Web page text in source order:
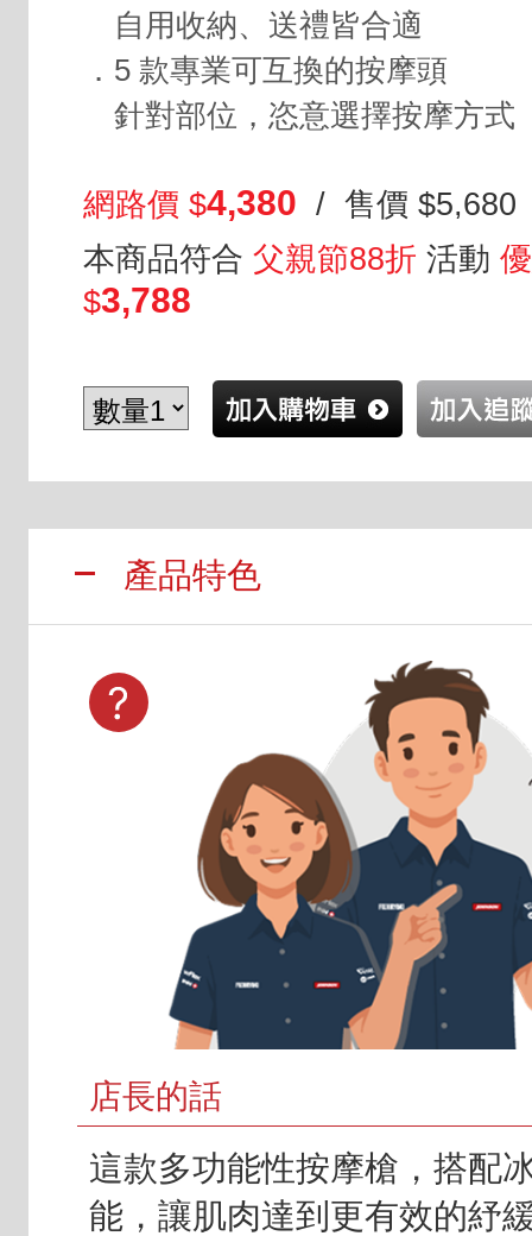
自用收納、送禮皆合適
．5 款專業可互換的按摩頭
針對部位，恣意選擇按摩方式
網路價 $4,380 / 售價 $5,680
本商品符合 父親節88折 活動
$3,788
產品特色
店長的話
這款多功能性按摩槍，搭配
能，讓肌肉達到更有效的紓